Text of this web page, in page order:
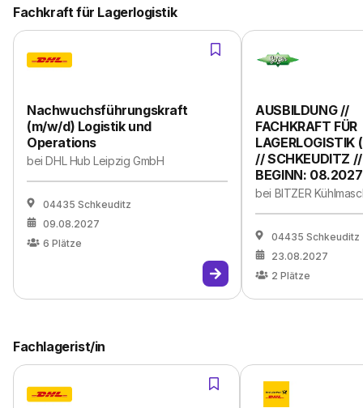
Fachkraft für Lagerlogistik
Nachwuchsführungskraft
(m/w/d) Logistik und
Operations
beiDHL Hub Leipzig GmbH
04435 Schkeuditz
09.08.2027
6 Plätze
AUSBILDUNG //
FACHKRAFT FÜR
LAGERLOGISTIK
// SCHKEUDITZ //
BEGINN: 08.2027
bei BITZER
04435 Schkeuditz
23.08.2027
2 Plätze
Fachlagerist/in